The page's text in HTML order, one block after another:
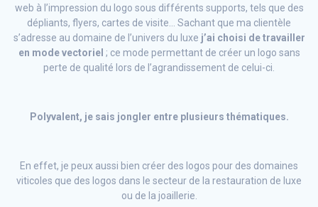
web à l’impression du logo sous différents supports, tels que des
dépliants, flyers, cartes de visite… Sachant que ma clientèle
s’adresse au domaine de l’univers du luxe j’ai choisi de travailler
en mode vectoriel ; ce mode permettant de créer un logo sans
perte de qualité lors de l’agrandissement de celui-ci.
Polyvalent, je sais jongler entre plusieurs thématiques.
En effet, je peux aussi bien créer des logos pour des domaines
viticoles que des logos dans le secteur de la restauration de luxe
ou de la joaillerie.